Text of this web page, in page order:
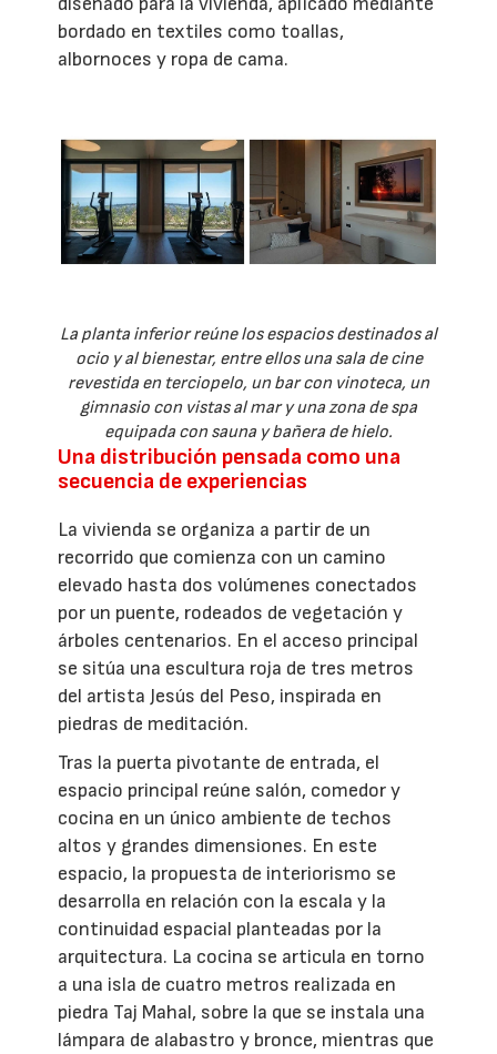
bordado en textiles como toallas,
albornoces y ropa de cama.
La planta inferior reúne los espacios destinados al
ocio y al bienestar, entre ellos una sala de cine
revestida en terciopelo, un bar con vinoteca, un
gimnasio con vistas al mar y una zona de spa
equipada con sauna y bañera de hielo.
Una distribución pensada como una
secuencia de experiencias
La vivienda se organiza a partir de un
recorrido que comienza con un camino
elevado hasta dos volúmenes conectados
por un puente, rodeados de vegetación y
árboles centenarios. En el acceso principal
se sitúa una escultura roja de tres metros
del artista Jesús del Peso, inspirada en
piedras de meditación.
Tras la puerta pivotante de entrada, el
espacio principal reúne salón, comedor y
cocina en un único ambiente de techos
altos y grandes dimensiones. En este
espacio, la propuesta de interiorismo se
desarrolla en relación con la escala y la
continuidad espacial planteadas por la
arquitectura. La cocina se articula en torno
a una isla de cuatro metros realizada en
piedra Taj Mahal, sobre la que se instala una
lámpara de alabastro y bronce, mientras que